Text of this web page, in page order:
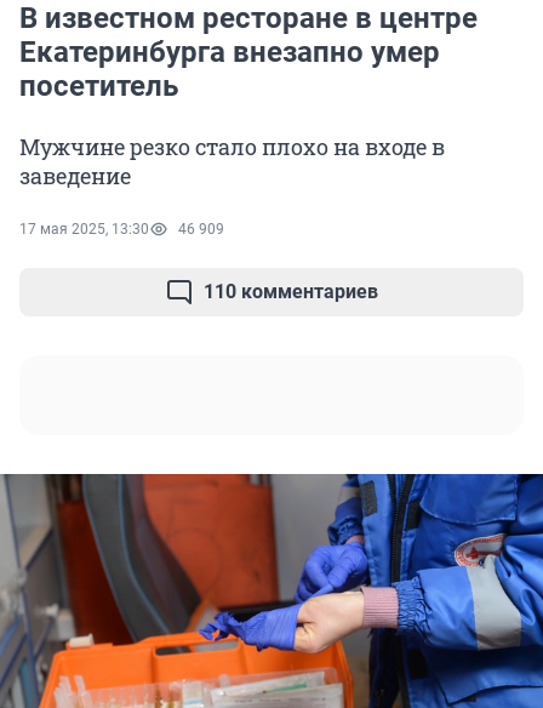
В известном ресторане в центре
Екатеринбурга внезапно умер
посетитель
Мужчине резко стало плохо на входе в
заведение
17 мая 2025, 13:30 46 909
110 комментариев